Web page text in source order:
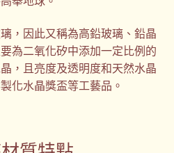
，因此又稱為高鉛玻璃、鉛晶
為二氧化矽中添加一定比例的
，且亮度及透明度和天然水晶
化水晶獎盃等工藝品。